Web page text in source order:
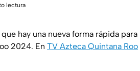
lectura
hay una nueva forma rápida para
2024. En TV Azteca Quintana Roo